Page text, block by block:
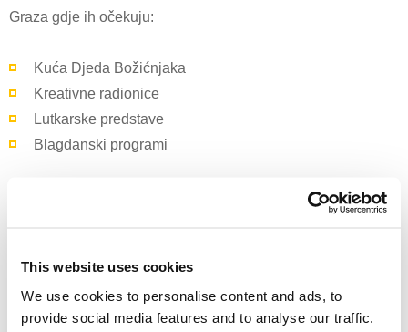
This website uses cookies
We use cookies to personalise content and ads, to
provide social media features and to analyse our traffic.
Graza gdje ih očekuju:
Kuća Djeda Božićnjaka
Kreativne radionice
Lutkarske predstave
Blagdanski programi
Tradicionalna „Velika padela“ – golemi kotao morskog
rižota koji se dijeli posjetiteljima
Kulturalni programi, uključujući adventske svečanosti